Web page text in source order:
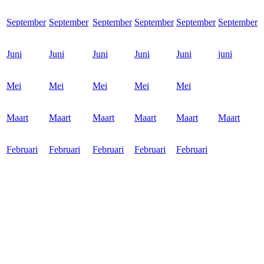
September September September September September September
Juni Juni Juni Juni Juni juni
Mei Mei Mei Mei Mei
Maart Maart Maart Maart Maart Maart
Februari Februari Februari Februari Februari